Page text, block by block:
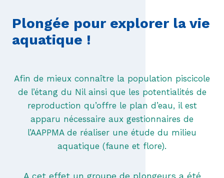
Plongée pour explorer la vie
aquatique !
Afin de mieux connaître la population piscicole
de l’étang du Nil ainsi que les potentialités de
reproduction qu’offre le plan d’eau, il est
apparu nécessaire aux gestionnaires de
l’AAPPMA de réaliser une étude du milieu
aquatique (faune et flore).